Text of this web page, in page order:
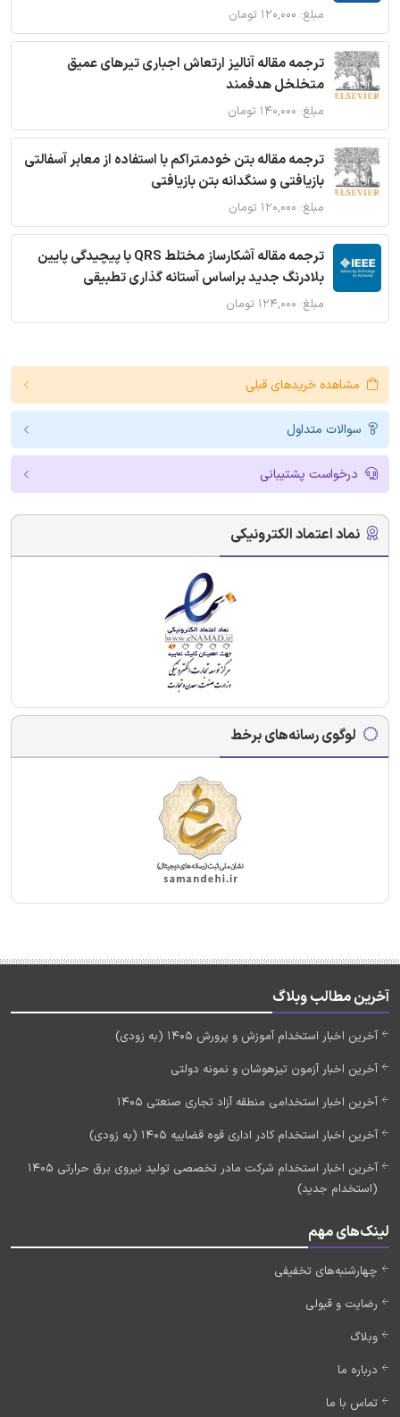
مبلغ: ۱۲۰,۰۰۰ تومان
ترجمه مقاله آنالیز ارتعاش اجباری تیرهای عمیق
متخلخل هدفمند
مبلغ: ۱۴۰,۰۰۰ تومان
ترجمه مقاله بتن خودمتراکم با استفاده از معابر آسفالتی
بازیافتی و سنگدانه بتن بازیافتی
مبلغ: ۱۲۰,۰۰۰ تومان
ترجمه مقاله آشکارساز مختلط QRS با پیچیدگی پایین
بلادرنگ جدید براساس آستانه گذاری تطبیقی
مبلغ: ۱۲۴,۰۰۰ تومان
مشاهده خریدهای قبلی
سوالات متداول
درخواست پشتیبانی
نماد اعتماد الکترونیکی
لوگوی رسانه‌های برخط
آخرین مطالب وبلاگ
آخرین اخبار استخدام آموزش و پرورش 1405 (به زودی)
آخرین اخبار آزمون تیزهوشان و نمونه دولتی
آخرین اخبار استخدامی منطقه آزاد تجاری صنعتی 1405
آخرین اخبار استخدام کادر اداری قوه قضاییه 1405 (به زودی)
آخرین اخبار استخدام شرکت مادر تخصصی تولید نیروی برق حرارتی 1405
(استخدام جدید)
لینک‌های مهم
چهارشنبه‌های تخفیفی
رضایت و قبولی
وبلاگ
درباره ما
تماس با ما